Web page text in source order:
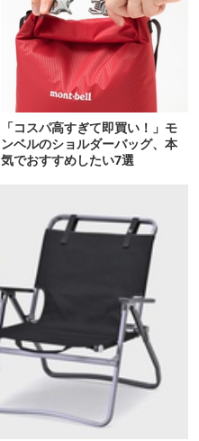
「コスパ高すぎて即買い！」モ
ンベルのショルダーバッグ、本
気でおすすめしたい7選